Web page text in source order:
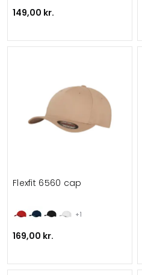
149,00 kr.
+1
Flexfit 6560 cap
169,00 kr.